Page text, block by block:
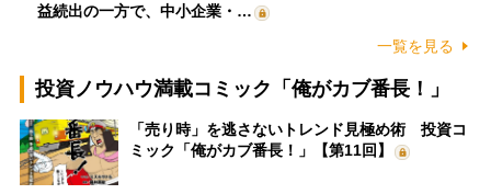
益続出の一方で、中小企業・…
一覧を見る
投資ノウハウ満載コミック「俺がカブ番長！」
「売り時」を逃さないトレンド見極め術 投資コ
ミック「俺がカブ番長！」【第11回】